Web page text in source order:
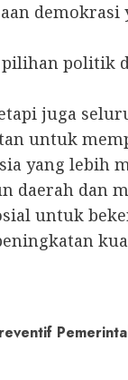
politik
juga
untuk
yang lebih
daerah dan
untuk